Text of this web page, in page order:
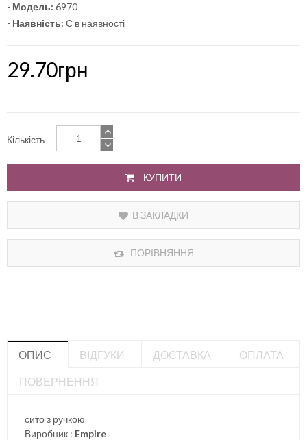
- Модель: 6970
- Наявність: Є в наявності
29.70грн
Кількість
КУПИТИ
В ЗАКЛАДКИ
ПОРІВНЯННЯ
ОПИС ВІДГУКИ ДОСТАВКА
ОПЛАТА
ПОВЕРНЕННЯ
сито з ручкою
Виробник : Empire